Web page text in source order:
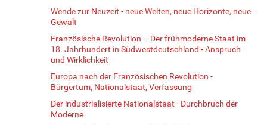
Wende zur Neuzeit - neue Welten, neue Horizonte, neue
Gewalt
Französische Revolution – Der frühmoderne Staat im
18. Jahrhundert in Südwestdeutschland - Anspruch
und Wirklichkeit
Europa nach der Französischen Revolution -
Bürgertum, Nationalstaat, Verfassung
Der industrialisierte Nationalstaat - Durchbruch der
Moderne